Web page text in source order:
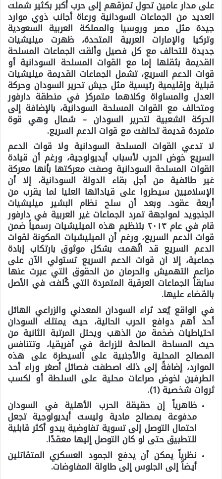
على مدار عامين تحول تمزقهم إلى حرب أكبر بكثير شملت
العديد من الجماعات السودانية ورعاة أجانب ذوي موارد
جيدة مثل مصر وروسيا والمملكة العربية السعودية
وتركيا والإمارات العربية المتحدة، ظهرت ميليشيات
جديدة للتحالف مع كل فصيل وألقت الجماعات المسلحة
القديمة بثقلها إما مع القوات المسلحة السودانية أو
قوات الدعم السريع، تشمل الجماعات القديمة ميليشيات
قبلية وإقليمية رئيسية مثل جيش تحرير السودان وحركة
العدل والمساواة وكلاهما متمركز في منطقة دارفور
ومتحالف مع القوات المسلحة السودانية، بالإضافة إلى
الحركة الشعبية لتحرير السودان – شمال وهي قوة
متمردة قديمة تحالفت مع قوات الدعم السريع.
لا تدعي القوات المسلحة السودانية ولا قوات الدعم
السريع خوض الحرب لأسباب أيديولوجية، ورغم أن قيادة
القوات المسلحة السودانية وصفت معركتها بأنها معركة
غير طائفية من أجل بقاء الدولة السودانية، إلا أن
الإسلاميين سيطروا على قياداتها العليا لما يقرب من
أربعة عقود. وبعد أن سلح نظام البشير ميليشيات
الجنجويد لمواجهة تمرد الجماعات غير العربية في دارفور
قام في عام ٢٠١٣ بتنظيم هذه الميليشيات رسمياً ضمن
قوات الدعم السريع، ورغم أن الميليشيات المكونة لقوات
الدعم السريع قد اتُهمت بشكل موثوق بارتكاب إبادة
جماعية، إلا ان قوات الدعم السريع تستولي الآن على
مزاعم التهميش والحرمان من الحقوق التي عبرت عنها
سابقاً الجماعات العرقية المتمردة التي كُلفت في الأصل
بالقضاء عليها.
في الواقع يُعد ثراء السودان المعدني والزراعي الهائل
أحد أهم دوافع الحرب الحالية، حيث يمتلك السودان
احتياطيات ضخمة من الذهب ويحتل المرتبة الثانية من
حيث المساحة الصالحة للزراعة في أفريقيا، وتتنافس
المصالح المحلية والأجنبية على السيطرة على هذه
الموارد، إضافةً إلى ذلك اصطفت فصائل أصغر وراء أحد
الطرفين لخوض صراعات محلية على السلطة أو لكسب
ثروات شخصية (1).
ظاهرياً إن حقيقة الحرب الأهلية في السودان
مدفوعة بمصالح مادية وليست أيديولوجية تجعل
احتمال التوصل إلى تسوية تفاوضية يبدو أكثر قابلية
للتطبيق حتى لو كان التوصل إليها معقدًا.
نظرياً يمكن أن يدفع الجمود العسكري المتقاتلين
أيضاً إلى الجلوس إلى طاولة المفاوضات.